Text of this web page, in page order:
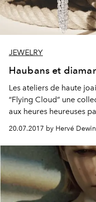
JEWELRY
Haubans et
Les ateliers de haute
“Flying Cloud” une
aux heures heureuses
présentée cette
d’œuvre.
20.07.2017 by Hervé